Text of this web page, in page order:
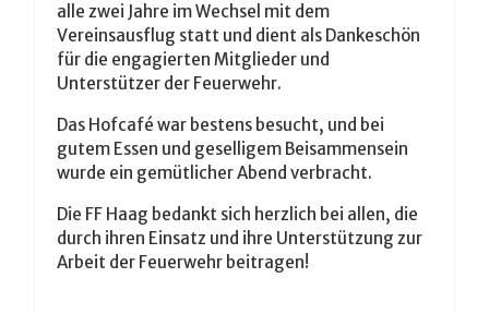
alle zwei Jahre im Wechsel mit dem
Vereinsausflug statt und dient als Dankeschön
für die engagierten Mitglieder und
Unterstützer der Feuerwehr.
Das Hofcafé war bestens besucht, und bei
gutem Essen und geselligem Beisammensein
wurde ein gemütlicher Abend verbracht.
Die FF Haag bedankt sich herzlich bei allen, die
durch ihren Einsatz und ihre Unterstützung zur
Arbeit der Feuerwehr beitragen!